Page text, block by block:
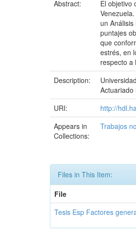
Abstract:
El objetivo
un
puntajes
que
estrés, en
respecto a
Description:
Actuariado
URI:
http://
Appears in
Collections:
Trabajos
Files in This Item:
File
Tesis Esp Factores